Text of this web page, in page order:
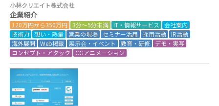
小林クリエイト株式会社
企業紹介
120万円から350万円 3分～5分未満 IT・情報サービス
会社案内
技術力 想い・熱量 営業の現場 セミナー活用 採用活動
IR活動
海外展開
Web掲載 展示会・イベント 教育・研修
デモ・実写
コンセプト・アタック
CGアニメーション